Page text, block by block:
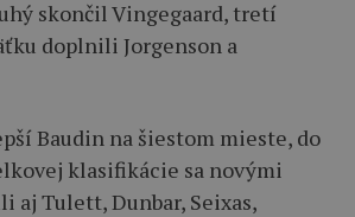
skončil Vingegaard, tretí
doplnili Jorgenson a
Baudin na šiestom mieste, do
klasifikácie sa novými
aj Tulett, Dunbar, Seixas,